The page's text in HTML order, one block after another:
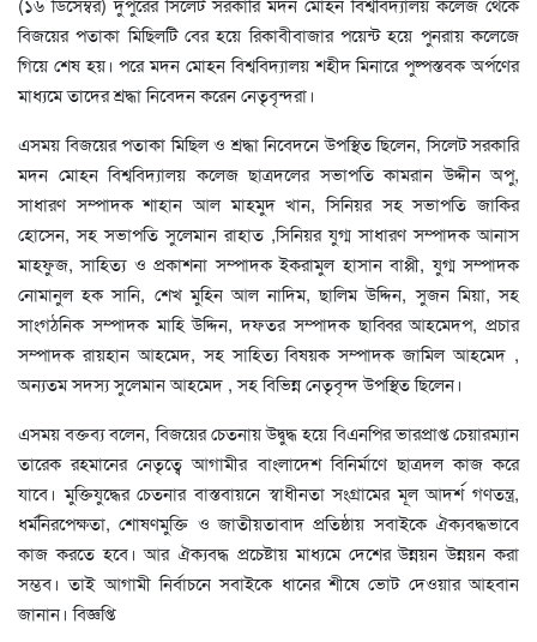
বিজয়ের পতাকা মিছিলটি বের হয়ে রিকাবীবাজার পয়েন্ট হয়ে পুনরায় কলেজে
গিয়ে শেষ হয়। পরে মদন মোহন বিশ্ববিদ্যালয় শহীদ মিনারে পুষ্পস্তবক অর্পণের
মাধ্যমে তাদের শ্রদ্ধা নিবেদন করেন নেতৃবৃন্দরা।
এসময় বিজয়ের পতাকা মিছিল ও শ্রদ্ধা নিবেদনে উপস্থিত ছিলেন, সিলেট সরকারি
মদন মোহন বিশ্ববিদ্যালয় কলেজ ছাত্রদলের সভাপতি কামরান উদ্দীন অপু,
সাধারণ সম্পাদক শাহান আল মাহমুদ খান, সিনিয়র সহ সভাপতি জাকির
হোসেন, সহ সভাপতি সুলেমান রাহাত ,সিনিয়র যুগ্ম সাধারণ সম্পাদক আনাস
মাহফুজ, সাহিত্য ও প্রকাশনা সম্পাদক ইকরামুল হাসান বাপ্পী, যুগ্ম সম্পাদক
নোমানুল হক সানি, শেখ মুহিন আল নাদিম, ছালিম উদ্দিন, সুজন মিয়া, সহ
সাংগঠনিক সম্পাদক মাহি উদ্দিন, দফতর সম্পাদক ছাব্বির আহমেদপ, প্রচার
সম্পাদক রায়হান আহমেদ, সহ সাহিত্য বিষয়ক সম্পাদক জামিল আহমেদ ,
অন্যতম সদস্য সুলেমান আহমেদ , সহ বিভিন্ন নেতৃবৃন্দ উপস্থিত ছিলেন।
এসময় বক্তব্য বলেন, বিজয়ের চেতনায় উদ্বুদ্ধ হয়ে বিএনপির ভারপ্রাপ্ত চেয়ারম্যান
তারেক রহমানের নেতৃত্বে আগামীর বাংলাদেশ বিনির্মাণে ছাত্রদল কাজ করে
যাবে। মুক্তিযুদ্ধের চেতনার বাস্তবায়নে স্বাধীনতা সংগ্রামের মূল আদর্শ গণতন্ত্র,
ধর্মনিরপেক্ষতা, শোষণমুক্তি ও জাতীয়তাবাদ প্রতিষ্ঠায় সবাইকে ঐক্যবদ্ধভাবে
কাজ করতে হবে। আর ঐক্যবদ্ধ প্রচেষ্টায় মাধ্যমে দেশের উন্নয়ন উন্নয়ন করা
সম্ভব। তাই আগামী নির্বাচনে সবাইকে ধানের শীষে ভোট দেওয়ার আহবান
জানান। বিজ্ঞপ্তি